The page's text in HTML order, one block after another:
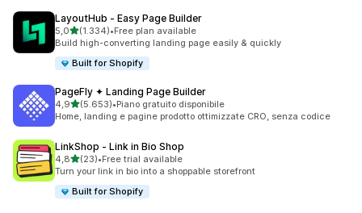
LayoutHub ‑ Easy Page Builder
5,0stelle su 5
(1.334)
1334 recensioni totali
•Free plan available
Build high-converting landing page easily & quickly
Built for Shopify
PageFly ✦ Landing Page Builder
4,9stelle su 5
(5.653)
5653 recensioni totali
•Piano gratuito disponibile
Home, landing e pagine prodotto ottimizzate CRO, senza codice
LinkShop ‑ Link in Bio Shop
4,8stelle su 5
(23)
23 recensioni totali
•Free trial available
Turn your link in bio into a shoppable storefront
Built for Shopify